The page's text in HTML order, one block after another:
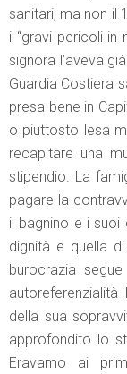
sanitari, ma non
i “gravi pericoli in
signora l’aveva
Guardia Costiera
presa bene in
o piuttosto lesa
recapitare una
stipendio. La
pagare la
il bagnino e i suoi
dignità e quella
burocrazia
della sua
approfondito lo
Eravamo ai